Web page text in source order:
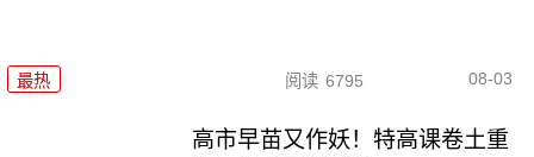
最热 阅读 6795 08-03
高市早苗又作妖！特高课卷土重